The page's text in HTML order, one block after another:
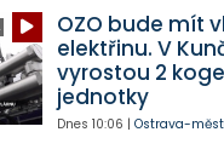
OZO bude mít
elektřinu. V
vyrostou 2
jednotky
Dnes 10:06 | Ostrava-